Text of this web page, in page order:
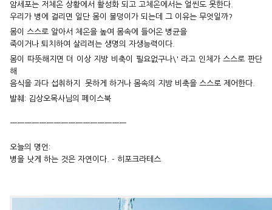
암세포는 저체온 상황에서 활성화 되고 고체온에서는 얼씬도 못한다.
우리가 병에 걸리면 일단 몸이 불덩이가 되는데 그 이유는 무엇일까?
몸이 스스로 알아서 체온을 높여 몸속에 들어온 병균을
죽이거나 퇴치하여 살리려는 생명의 자생능력이다.
몸이 따뜻해지면 더 이상 지방 비축이 필요없구나\' 라고 인체가 스스로 판단
해
음식을 과다 섭취하지 못하게 하거나 몸속의 지방 비축을 스스로 제어한다.
발췌: 김상오목사님의 페이스북
ㅡㅡㅡㅡㅡㅡㅡㅡㅡㅡㅡㅡㅡㅡㅡㅡ
오늘의 명언:
병을 낫게 하는 것은 자연이다. - 히포크라테스